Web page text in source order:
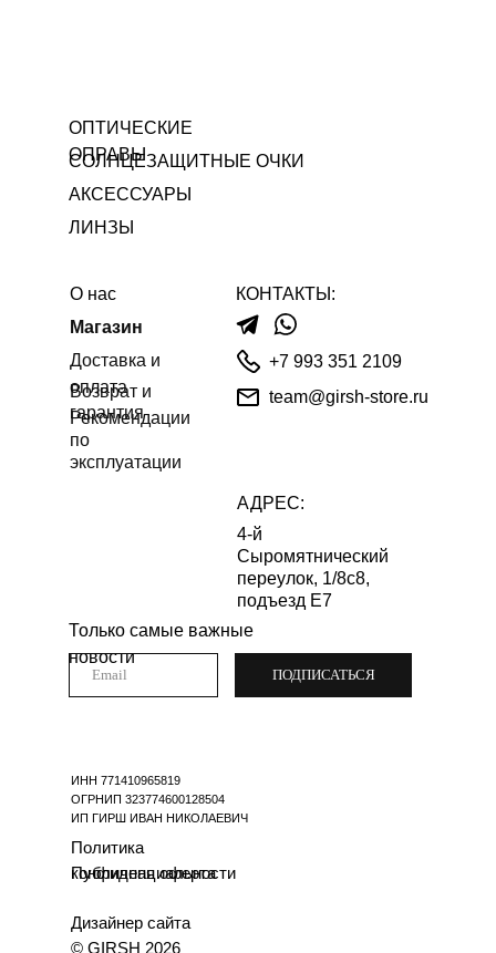
ОПТИЧЕСКИЕ
ОПРАВЫ
СОЛНЦЕЗАЩИТНЫЕ ОЧКИ
+7 993 351 2109
Только самые важные
новости
Политика
конфиденциальности
ПОДПИСАТЬСЯ
© GIRSH 2026
Дизайнер сайта
4-й
Сыромятнический
переулок, 1/8с8,
подъезд Е7
АДРЕС:
Магазин
ИНН 771410965819
ОГРНИП 323774600128504
ИП ГИРШ ИВАН НИКОЛАЕВИЧ
О нас
team@girsh-store.ru
Рекомендации
по
эксплуатации
Доставка и
оплата
КОНТАКТЫ:
Возврат и
гарантия
Публичная оферта
ЛИНЗЫ
АКСЕССУАРЫ